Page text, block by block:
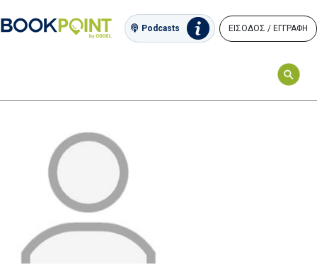
Podcasts ΕΙΣΟΔΟΣ / ΕΓΓΡΑΦΗ